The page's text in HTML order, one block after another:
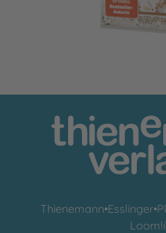
Thienemann•Esslinger•